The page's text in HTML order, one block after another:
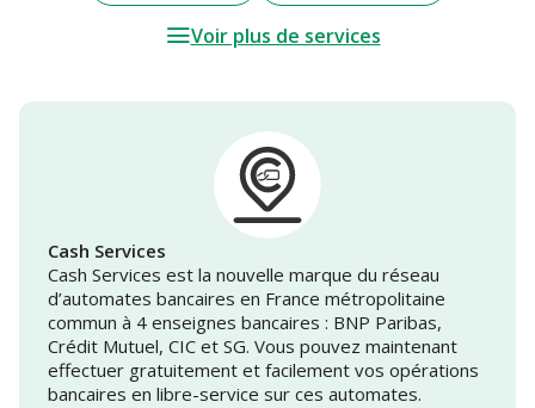
Voir plus de services
Cash Services
Cash Services est la nouvelle marque du réseau
d’automates bancaires en France métropolitaine
commun à 4 enseignes bancaires : BNP Paribas,
Crédit Mutuel, CIC et SG. Vous pouvez maintenant
effectuer gratuitement et facilement vos opérations
bancaires en libre-service sur ces automates.